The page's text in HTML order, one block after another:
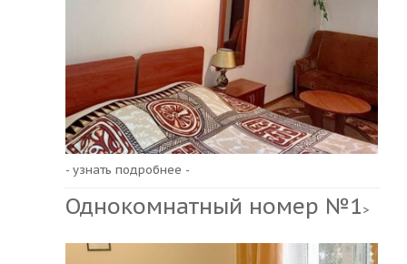
- узнать подробнее -
Однокомнатный номер №1>